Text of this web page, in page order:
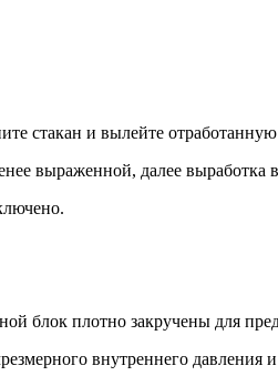
стакан и вылейте
выраженной, далее выработка
блок плотно закручены для
внутреннего давления